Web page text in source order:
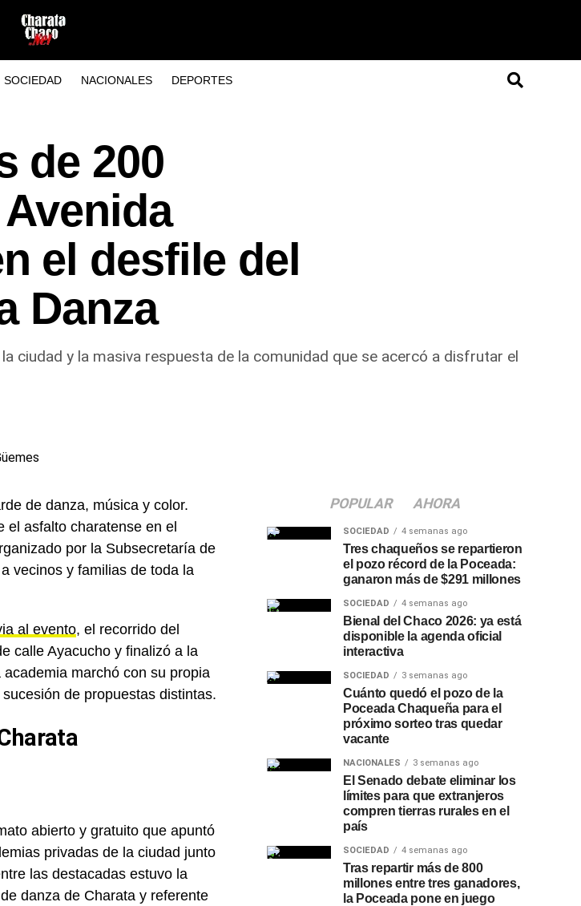
SOCIEDAD NACIONALES DEPORTES
de 200
el desfile del
Danza
ciudad y la masiva respuesta de la comunidad que se acercó a disfrutar el
de danza, música y color.
el asfalto charatense en el
por la Subsecretaría de
vecinos y familias de toda la
al evento, el recorrido del
calle Ayacucho y finalizó a la
marchó con su propia
de propuestas distintas.
abierto y gratuito que apuntó
privadas de la ciudad junto
las destacadas estuvo la
danza de Charata y referente
POPULAR AHORA
SOCIEDAD 4 semanas ago
Tres chaqueños se repartieron
el pozo récord de la Poceada:
ganaron más de $291 millones
SOCIEDAD 4 semanas ago
Bienal del Chaco 2026: ya está
disponible la agenda oficial
interactiva
SOCIEDAD 3 semanas ago
Cuánto quedó el pozo de la
Poceada Chaqueña para el
próximo sorteo tras quedar
vacante
NACIONALES 3 semanas ago
El Senado debate eliminar los
límites para que extranjeros
compren tierras rurales en el
país
SOCIEDAD 4 semanas ago
Tras repartir más de 800
millones entre tres ganadores,
la Poceada pone en juego